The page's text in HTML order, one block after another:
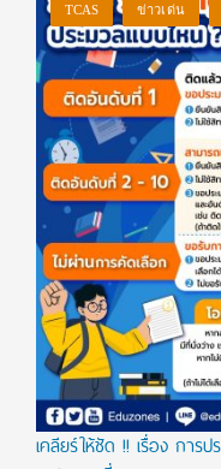
TCAS ข่าวเด่น
เคลียร์ให้ชัด !! เรื่อง การ